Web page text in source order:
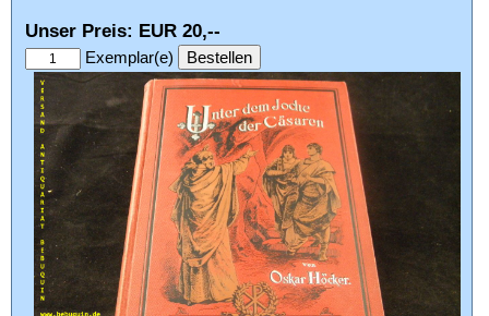
Unser Preis: EUR 20,--
Exemplar(e)